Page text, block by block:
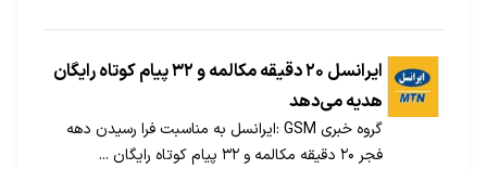
ایرانسل ۲۰ دقیقه مکالمه و ۳۲ پیام کوتاه رایگان
هدیه می‌دهد
گروه خبری GSM :ایرانسل به مناسبت فرا رسیدن دهه
فجر ۲۰ دقیقه مکالمه و ۳۲ پیام کوتاه رایگان ...